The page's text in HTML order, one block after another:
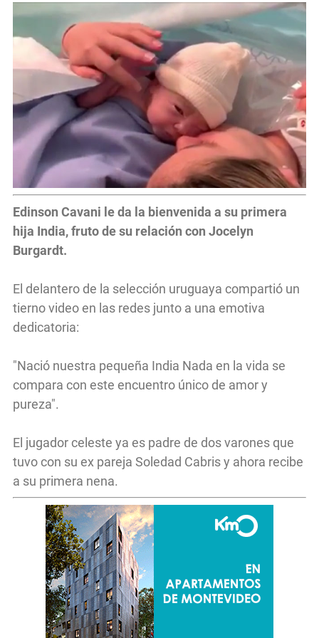
Edinson Cavani le da la bienvenida a su primera
hija India, fruto de su relación con Jocelyn
Burgardt.
El delantero de la selección uruguaya compartió un
tierno video en las redes junto a una emotiva
dedicatoria:
"Nació nuestra pequeña India Nada en la vida se
compara con este encuentro único de amor y
pureza".
El jugador celeste ya es padre de dos varones que
tuvo con su ex pareja Soledad Cabris y ahora recibe
a su primera nena.